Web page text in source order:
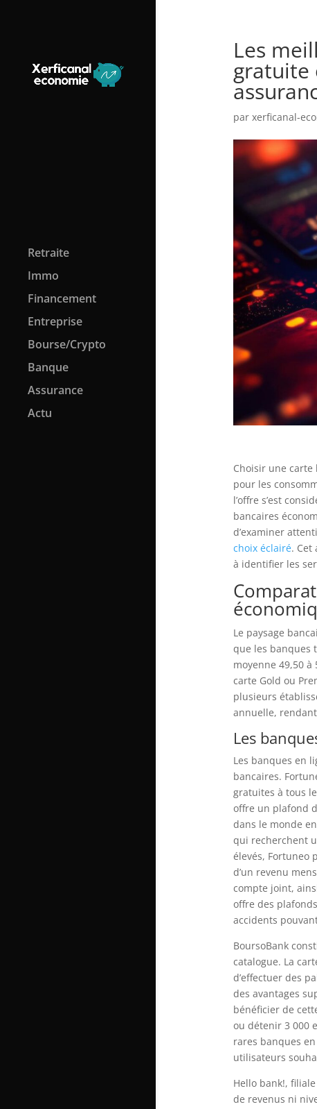
Retraite
Immo
Financement
Entreprise
Bourse/Crypto
Banque
Assurance
Actu
Les
gratuite
par xerficanal-
Choisir une
pour les
l’offre s’est
bancaires
d’examiner
choix éclairé. Cet
à identifier les
Le paysage
que les banques
moyenne 49,50
carte Gold ou
plusieurs
annuelle,
Les
Les banques en
bancaires.
gratuites à tous
offre un plafond
dans le monde
qui recherchent
élevés, Fortuneo
d’un revenu
compte joint,
offre des
accidents
BoursoBank
catalogue. La
d’effectuer des
des avantages
bénéficier de
ou détenir 3 000
rares banques
utilisateurs
Hello bank!,
de revenus ni